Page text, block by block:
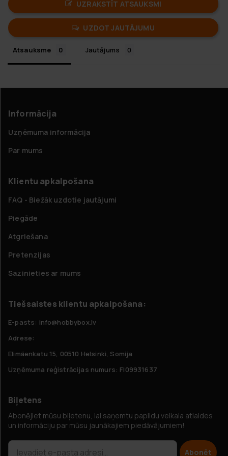
UZRAKSTĪT ATSAUKSMI
UZDOT JAUTĀJUMU
Atsauksme Jautājums
Informācija
Uzņēmuma informācija
Par mums
Klientu apkalpošana
FAQ - Biežāk uzdotie jautājumi
Piegāde
Atgriešana
Pretenzijas
Sazinieties ar mums
Tiešsaistes klientu apkalpošana:
E-pasts: info@hobbybox.lv
Adrese:
Elimäenkatu 15, 00510 Helsinki, Somija
Uzņēmuma reģistrācijas numurs: FI09931637
Biļetens
Abonējiet mūsu biļetenu, lai saņemtu papildu veikala atlaides
un informāciju par mūsu jaunākajiem piedāvājumiem!
Abonēt